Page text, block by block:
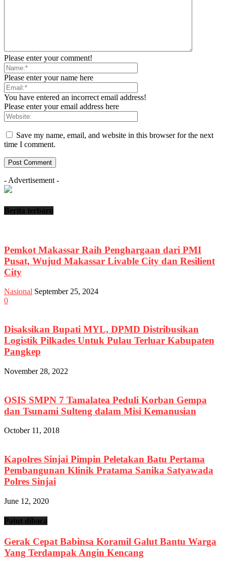
Please enter your comment!
Please enter your name here
You have entered an incorrect email address!
Please enter your email address here
Save my name, email, and website in this browser for the next
time I comment.
- Advertisement -
Berita terbaru
Pemkot Makassar Raih Penghargaan dari PMI
Pusat, Wujud Makassar Livable City dan Resilient
City
Nasional September 25, 2024
0
Disaksikan Bupati MYL, DPMD Distribusikan
Logistik Pilkades Untuk Pulau Terluar Kabupaten
Pangkep
November 28, 2022
OSIS SMPN 7 Tamalatea Peduli Korban Gempa
dan Tsunami Sulteng dalam Misi Kemanusian
October 11, 2018
Kapolres Sinjai Pimpin Peletakan Batu Pertama
Pembangunan Klinik Pratama Sanika Satyawada
Polres Sinjai
June 12, 2020
Patut dibaca
Gerak Cepat Babinsa Koramil Galut Bantu Warga
Yang Terdampak Angin Kencang